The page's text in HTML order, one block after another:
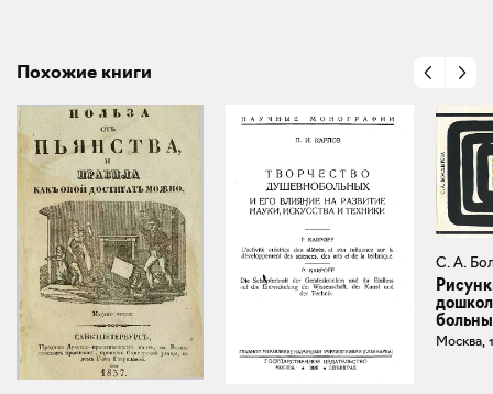
Похожие книги
С. А.
Москва,